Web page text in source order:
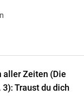
aller Zeiten (Die
3): Traust du dich